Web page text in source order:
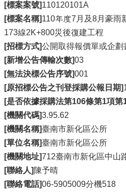
[標案案號]110120101A
[標案名稱]110年度7月及8月豪雨
173線2K+800災後復建工程
[招標方式]公開取得報價單或企劃
[新增公告傳輸次數]03
[無法決標公告序號]001
[原招標公告之刊登採購公報日期]
[是否依據採購法第106條第1項第
[機關代碼]3.95.62
[機關名稱]臺南市新化區公所
[單位名稱]臺南市新化區公所
[機關地址]712臺南市新化區中山
[聯絡人] 陳予晴
[聯絡電話]06-5905009分機518